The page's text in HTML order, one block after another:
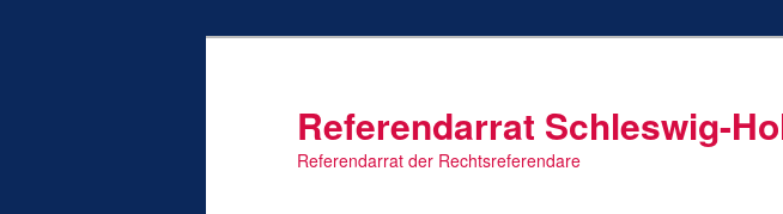
Referendarrat Schleswig-
Referendarrat der Rechtsreferendare